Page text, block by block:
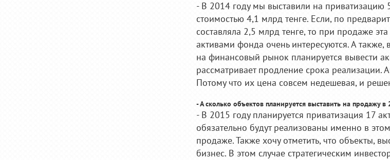
- В 2014 году мы выставили на приватизацию
стоимостью 4,1 млрд тенге. Если, по
составляла 2,5 млрд тенге, то при продаже
активами фонда очень интересуются. А
на финансовый рынок планируется вывести
рассматривает продление срока реализации.
Потому что их цена совсем недешевая, и
- А сколько объектов планируется выставить на продажу в
- В 2015 году планируется приватизация 17
обязательно будут реализованы именно в
продаже. Также хочу отметить, что объекты,
бизнес. В этом случае стратегическим